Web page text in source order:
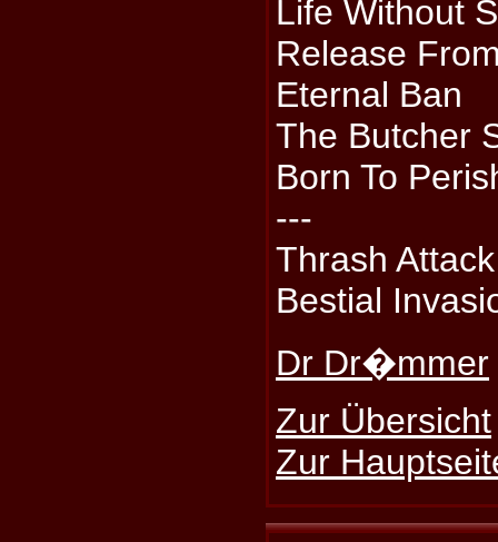
Life Without
Release
Eternal Ban
The Butcher
Born To
---
Thrash Attack
Bestial
Dr Dr�mmer
Zur Übersicht
Zur